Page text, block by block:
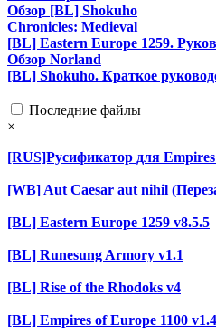
Обзор [BL] Shokuho
Chronicles: Medieval
[BL] Eastern Europe 1259.
Обзор Norland
[BL] Shokuho. Краткое
Последние файлы
×
[RUS]Русификатор для
[WB] Aut Caesar aut nihil
[BL] Eastern Europe 1259 v8.5.5
[BL] Runesung Armory v1.1
[BL] Rise of the Rhodoks v4
[BL] Empires of Europe 1100